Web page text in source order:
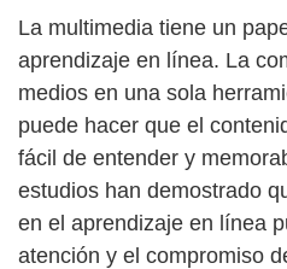
La multimedia tiene un
aprendizaje en línea. La
medios en una sola
puede hacer que el
fácil de entender y
estudios han demostrado
en el aprendizaje en línea
atención y el compromiso